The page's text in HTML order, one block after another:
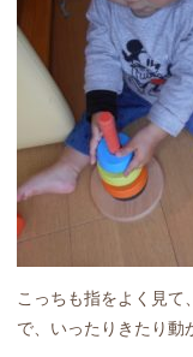
こっちも指をよく見て
で、いったりきたり動